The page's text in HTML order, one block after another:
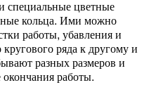
цветные
кольца. Ими можно
работы, убавления и
ряда к другому и
разных размеров и
работы.